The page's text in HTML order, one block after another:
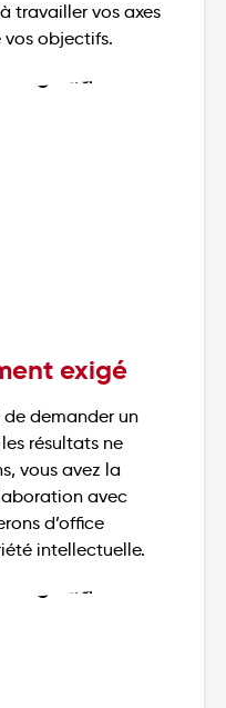
travailler vos axes
objectifs.
exigé
demander un
résultats ne
vous avez la
avec
d’office
intellectuelle.